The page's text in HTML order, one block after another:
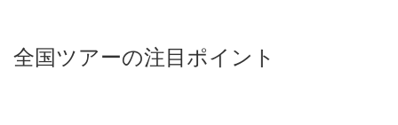
全国ツアーの注目ポイント